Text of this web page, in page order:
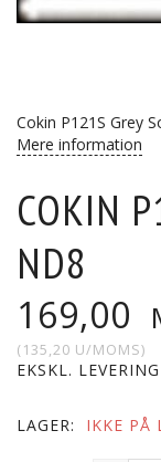
Cokin P121S Grey
Mere information
COKIN
ND8
169,00
(135,20 U/MOMS)
EKSKL. LEVERING
LAGER: IKKE PÅ